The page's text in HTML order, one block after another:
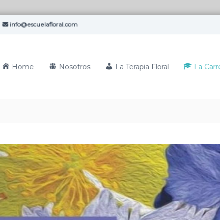
info@escuelafloral.com
Home Nosotros La Terapia Floral La